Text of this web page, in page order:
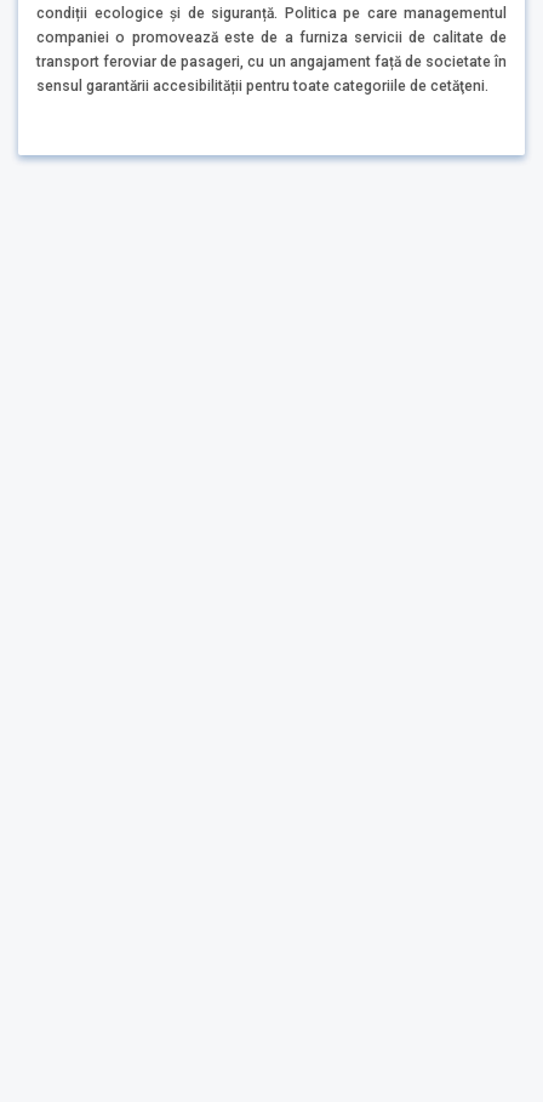
condiții ecologice și de siguranță. Politica pe care managementul
companiei o promovează este de a furniza servicii de calitate de
transport feroviar de pasageri, cu un angajament față de societate în
sensul garantării accesibilității pentru toate categoriile de cetăţeni.